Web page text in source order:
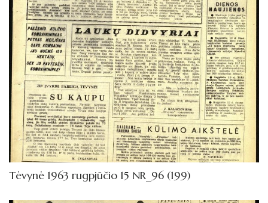
Tėvynė 1963 rugpjūčio 15 NR_96 (199)